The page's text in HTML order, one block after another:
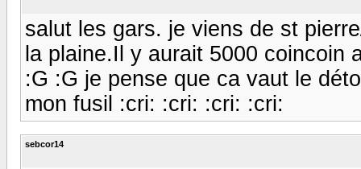
salut les gars. je viens de st
la plaine.Il y aurait 5000
:G :G je pense que ca vaut le
mon fusil :cri: :cri: :cri: :cri:
sebcor14